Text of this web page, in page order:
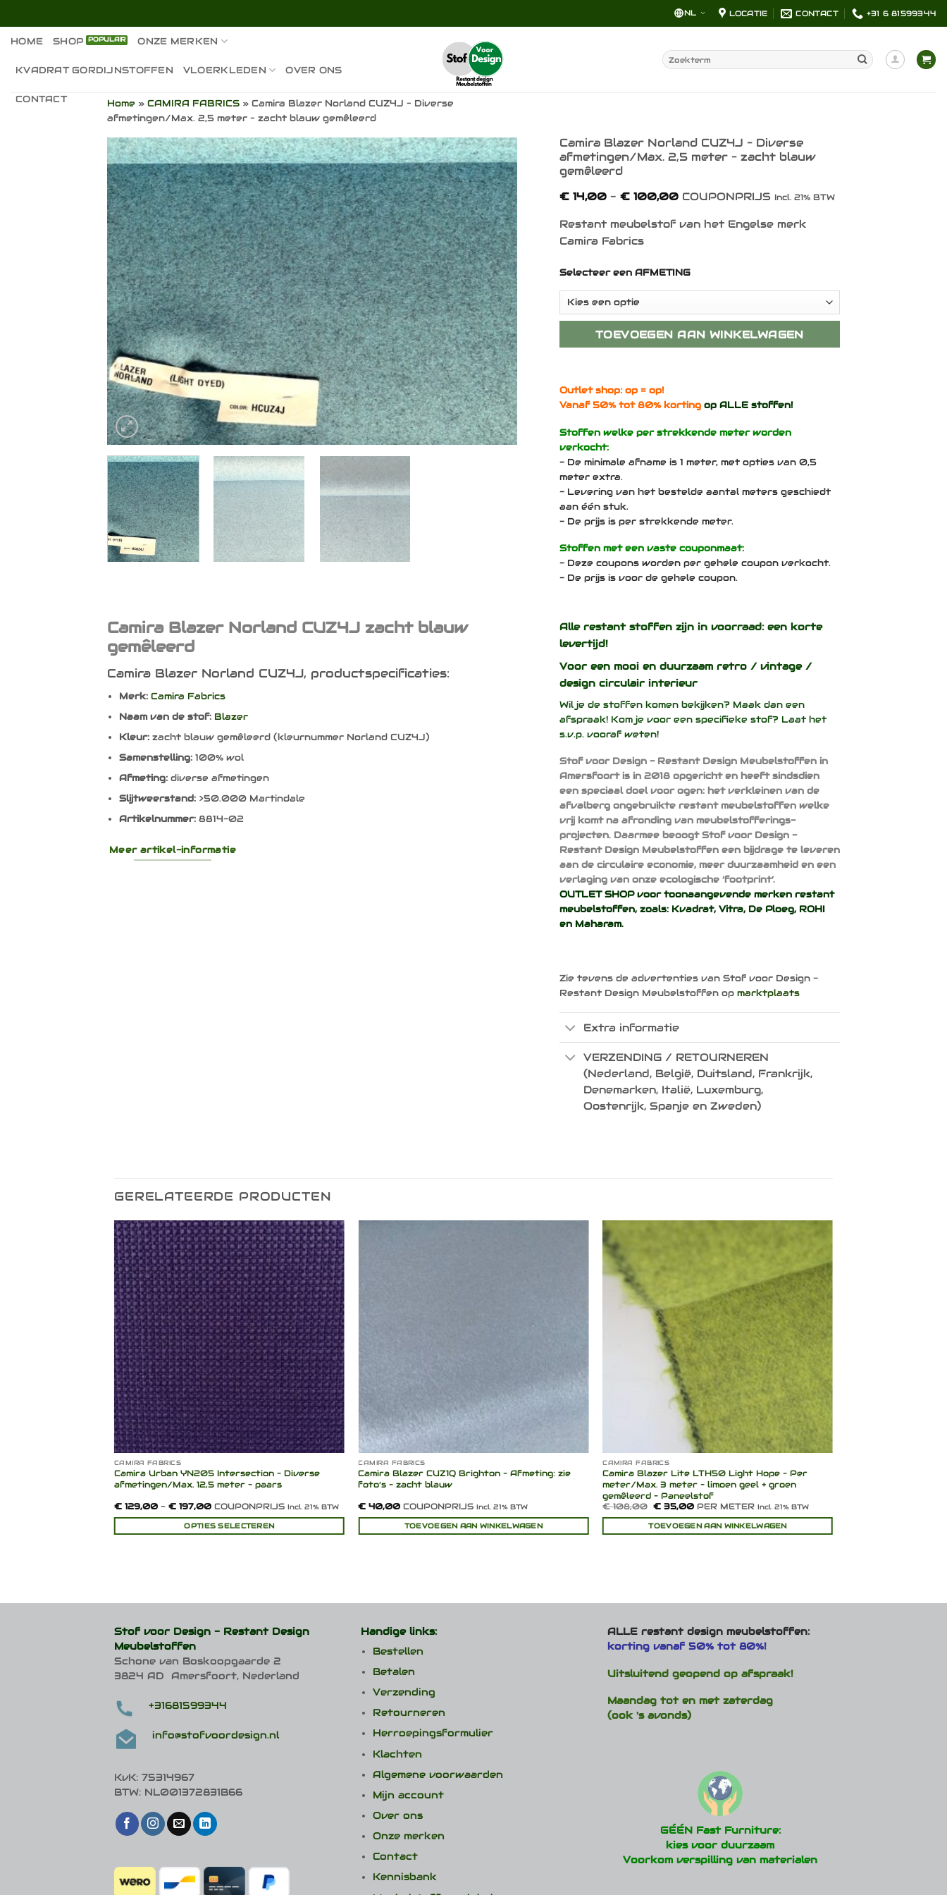
inhoud
NL LOCATIE CONTACT +31 6 81599344
HOME SHOP ONZE MERKEN
KVADRAT GORDIJNSTOFFEN VLOERKLEDEN OVER ONS
CONTACT
Zoeken
naar:
Home » CAMIRA FABRICS » Camira Blazer Norland CUZ4J – Diverse
afmetingen/Max. 2,5 meter – zacht blauw gemêleerd
Toevoegen
aan
verlanglijst
Camira Blazer Norland CUZ4J – Diverse
afmetingen/Max. 2,5 meter – zacht blauw
gemêleerd
€14,00 - €100,00Prijsklasse:
€ 100,00
COUPONPRIJS Incl. 21% BTW
Restant meubelstof van het Engelse merk
Camira Fabrics
Selecteer een AFMETING
TOEVOEGEN AAN WINKELWAGEN
Outlet shop: op = op!
Vanaf 50% tot 80% korting op ALLE stoffen!
Stoffen welke per strekkende meter worden
verkocht:
- De minimale afname is 1 meter, met opties van 0,5
meter extra.
- Levering van het bestelde aantal meters geschiedt
aan één stuk.
- De prijs is per strekkende meter.
Stoffen met een vaste couponmaat:
- Deze coupons worden per gehele coupon verkocht.
- De prijs is voor de gehele coupon.
Camira Blazer Norland CUZ4J zacht blauw
gemêleerd
Camira Blazer Norland CUZ4J, productspecificaties:
Merk:Camira Fabrics
Naam van de stof: Blazer
Kleur: zacht blauw gemêleerd (kleurnummer Norland CUZ4J)
Samenstelling: 100% wol
Afmeting: diverse afmetingen
Slijtweerstand: >50.000 Martindale
Artikelnummer: 8814-02
Meer artikel-informatie
Alle restant stoffen zijn in voorraad: een korte
levertijd!
Voor een mooi en duurzaam retro / vintage /
design circulair interieur
Wil je de stoffen komen bekijken? Maak dan een
afspraak! Kom je voor een specifieke stof? Laat het
s.v.p. vooraf weten!
Stof voor Design - Restant Design Meubelstoffen in
Amersfoort is in 2018 opgericht en heeft sindsdien
een speciaal doel voor ogen: het verkleinen van de
afvalberg ongebruikte restant meubelstoffen welke
vrij komt na afronding van meubelstofferings-
projecten. Daarmee beoogt Stof voor Design -
Restant Design Meubelstoffen een bijdrage te leveren
aan de circulaire economie, meer duurzaamheid en een
verlaging van onze ecologische ‘footprint’.
OUTLET SHOP voor toonaangevende merken restant
meubelstoffen, zoals: Kvadrat, Vitra, De Ploeg, ROHI
en Maharam.
Zie tevens de advertenties van Stof voor Design -
Restant Design Meubelstoffen op marktplaats
Extra informatie
VERZENDING / RETOURNEREN
(Nederland, België, Duitsland, Frankrijk,
Denemarken, Italië, Luxemburg,
Oostenrijk, Spanje en Zweden)
GERELATEERDE PRODUCTEN
Toevoegen
aan
verlanglijst
CAMIRA FABRICS
Camira Urban YN205 Intersection – Diverse
afmetingen/Max. 12,5 meter – paars
€129,00 - €197,00Prijsklasse:
tot
€ 197,00
COUPONPRIJS Incl. 21% BTW
OPTIES SELECTEREN
kan
gekozen
worden
op
productpagina
CAMIRA FABRICS
Camira Blazer CUZ1Q Brighton – Afmeting: zie
foto’s – zacht blauw
€ 40,00 COUPONPRIJSIncl. 21% BTW
TOEVOEGEN AAN WINKELWAGEN
verlanglijst
CAMIRA FABRICS
Camira Blazer Lite LTH50 Light Hope – Per
meter/Max. 3 meter – limoen geel + groen
gemêleerd – Paneelstof
€108,00 Oorspronkelijke
was:
€ 108,00.
€35,00Huidige
is:
€ 35,00.
PER METER Incl. 21% BTW
TOEVOEGEN AAN WINKELWAGEN
Stof voor Design - Restant Design
Meubelstoffen
Schone van Boskoopgaarde 2
3824 AD Amersfoort, Nederland
+31681599344
info@stofvoordesign.nl
KvK: 75314967
BTW: NL001372831B66
Handige links:
Bestellen
Betalen
Verzending
Retourneren
Herroepingsformulier
Klachten
Algemene voorwaarden
Mijn account
Over ons
Onze merken
Contact
Kennisbank
ALLE restant design meubelstoffen:
korting vanaf 50% tot 80%!
Uitsluitend geopend op afspraak!
Maandag tot en met zaterdag
(ook 's avonds)
GÉÉN Fast Furniture:
kies voor duurzaam
Voorkom verspilling van materialen